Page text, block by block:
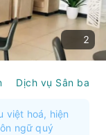
2
Dịch vụ Sân bay
việt hoá, hiện
ngữ quý